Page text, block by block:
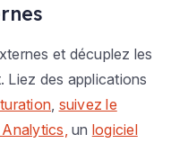
et décuplez les
Liez des applications
, suivez le
un logiciel